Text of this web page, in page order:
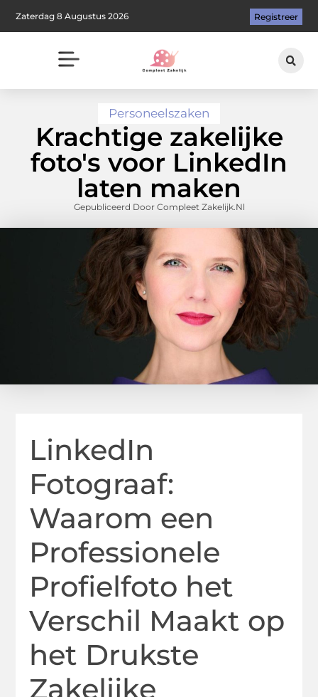
Zaterdag 8 Augustus 2026 Registreer
Personeelszaken
Krachtige zakelijke
foto's voor LinkedIn
laten maken
Gepubliceerd Door Compleet Zakelijk.nl
LinkedIn
Fotograaf:
Waarom een
Professionele
Profielfoto het
Verschil Maakt op
het Drukste
Zakelijke